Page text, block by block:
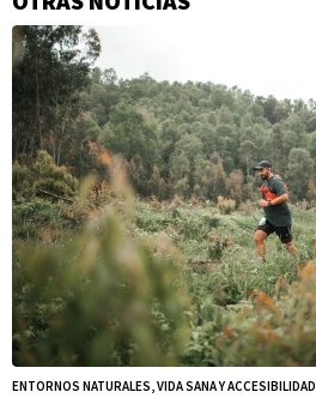
adicional
ENTORNOS NATURALES, VIDA SANA Y ACCESIBILIDAD